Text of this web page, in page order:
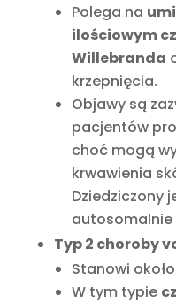
Polega na
ilościowym
Willebranda
krzepnięcia.
Objawy są
pacjentów
choć mogą
krwawienia
Dziedziczony
Typ 2 choroby
Stanowi
W tym typie